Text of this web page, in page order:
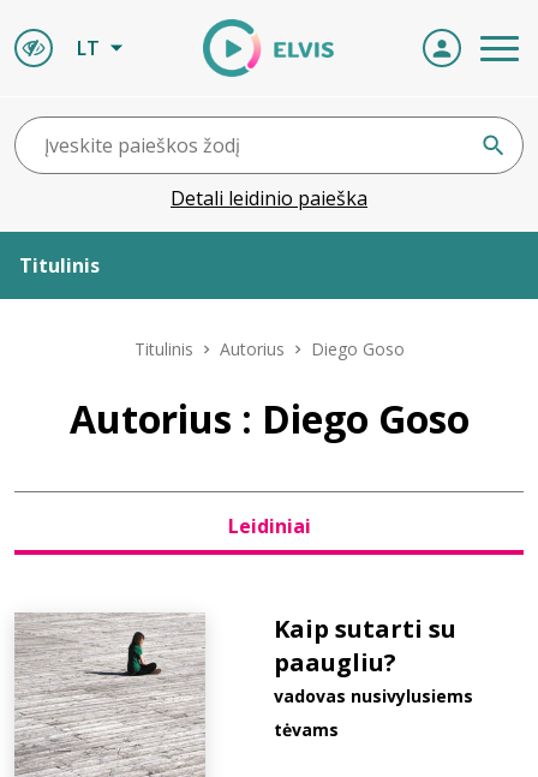
LT
Detali leidinio paieška
Titulinis
Leidiniai
D.U.K.
Titulinis Autorius Diego Goso
Autorius : Diego Goso
Leidiniai
Kaip sutarti su
paaugliu?
vadovas nusivylusiems
tėvams